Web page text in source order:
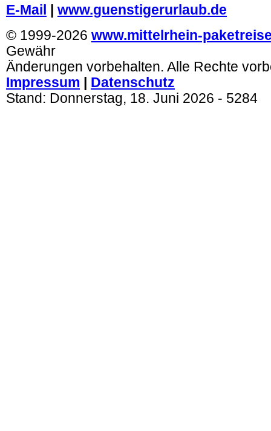
E-Mail
www.guenstigerurlaub.de
© 1999-2026 www.mittelrhein-
Gewähr
Änderungen vorbehalten. Alle Rechte
Impressum
Datenschutz
Stand: Donnerstag, 18. Juni 2026 - 5284